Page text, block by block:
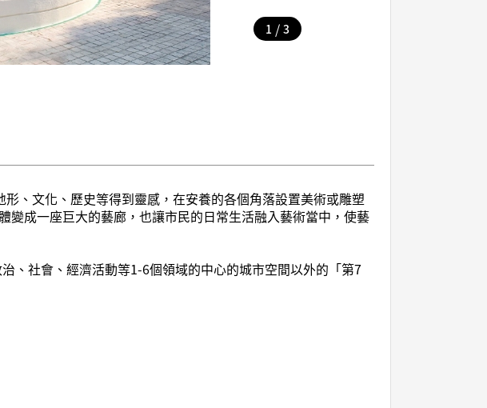
1 / 3
、文化、歷史等得到靈感，在安養的各個角落設置美術或雕塑
成一座巨大的藝廊，也讓市民的日常生活融入藝術當中，使藝
、社會、經濟活動等1-6個領域的中心的城市空間以外的「第7